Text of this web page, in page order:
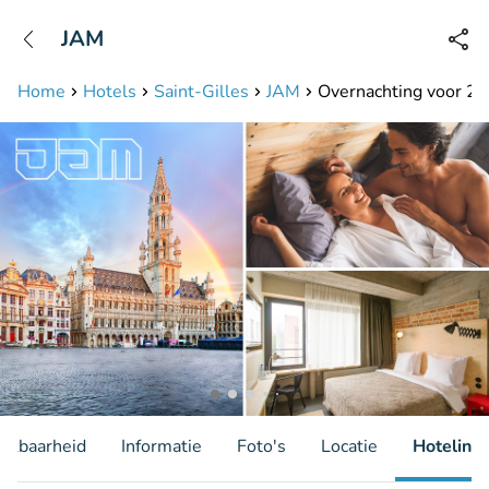
Bereikbaar tot 23:00 uur
Home Hotels Saint-Gilles JAM Overnachting voor 2
JAM
Informatie Foto's Locatie Hotelinfo